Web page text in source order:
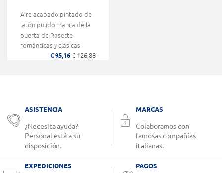
Aire acabado pintado de
latón pulido manija de la
puerta de Rosette
románticas y clásicas
Dinámica Linea Cali
€ 95,16 € 126,88
ASISTENCIA
¿Necesita ayuda?
Personal está a su
disposición.
MARCAS
Colaboramos con
famosas compañías
italianas.
EXPEDICIONES PAGOS